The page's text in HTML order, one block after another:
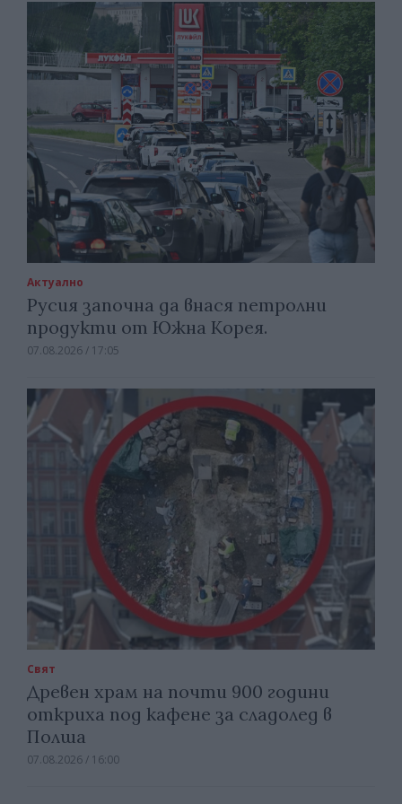
Актуално
Русия започна да внася петролни
продукти от Южна Корея.
07.08.2026 / 17:05
Свят
Древен храм на почти 900 години
откриха под кафене за сладолед в
Полша
07.08.2026 / 16:00